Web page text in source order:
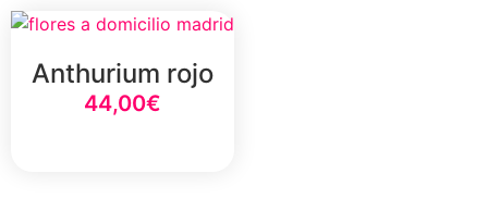
Anthurium rojo
44,00€